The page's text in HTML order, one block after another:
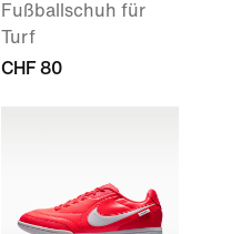
Fußballschuh für
Turf
CHF 80